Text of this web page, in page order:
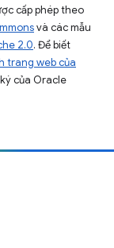
cấp phép theo
và các mẫu
2.0. Để biết
trang web của
của Oracle